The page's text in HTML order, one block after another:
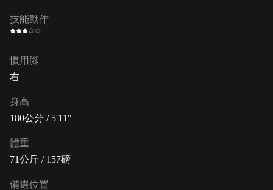
技能動作
慣用腳
右
身高
180公分 / 5'11"
體重
71公斤 / 157磅
備選位置